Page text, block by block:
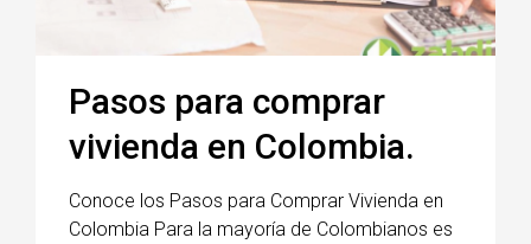
Pasos para comprar
vivienda en Colombia.
Conoce los Pasos para Comprar Vivienda en
Colombia Para la mayoría de Colombianos es